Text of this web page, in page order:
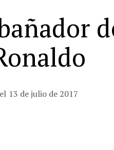
el 13 de julio de 2017